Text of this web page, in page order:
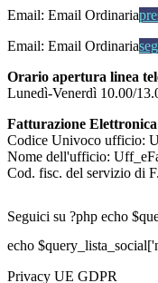
Email: Email Ordinaria
Email: Email Ordinaria
Orario apertura linea
Lunedì-Venerdì 10.00/
Fatturazione Elettronica
Codice Univoco ufficio:
Nome dell'ufficio:
Cod. fisc. del servizio di
Seguici su ?php echo
echo
Privacy UE GDPR